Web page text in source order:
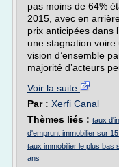
pas moins de 64%
2015, avec en
prix anticipées dans
une stagnation
vision d’ensemble
majorité d’acteurs
Voir la suite
Par : Xerfi Canal
Thèmes liés : taux
d'emprunt immobilier sur
taux immobilier le plus bas
ans